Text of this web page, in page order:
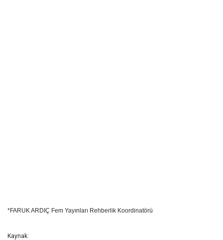
*FARUK ARDIÇ Fem Yayınları Rehberlik Koordinatörü
Kaynak: